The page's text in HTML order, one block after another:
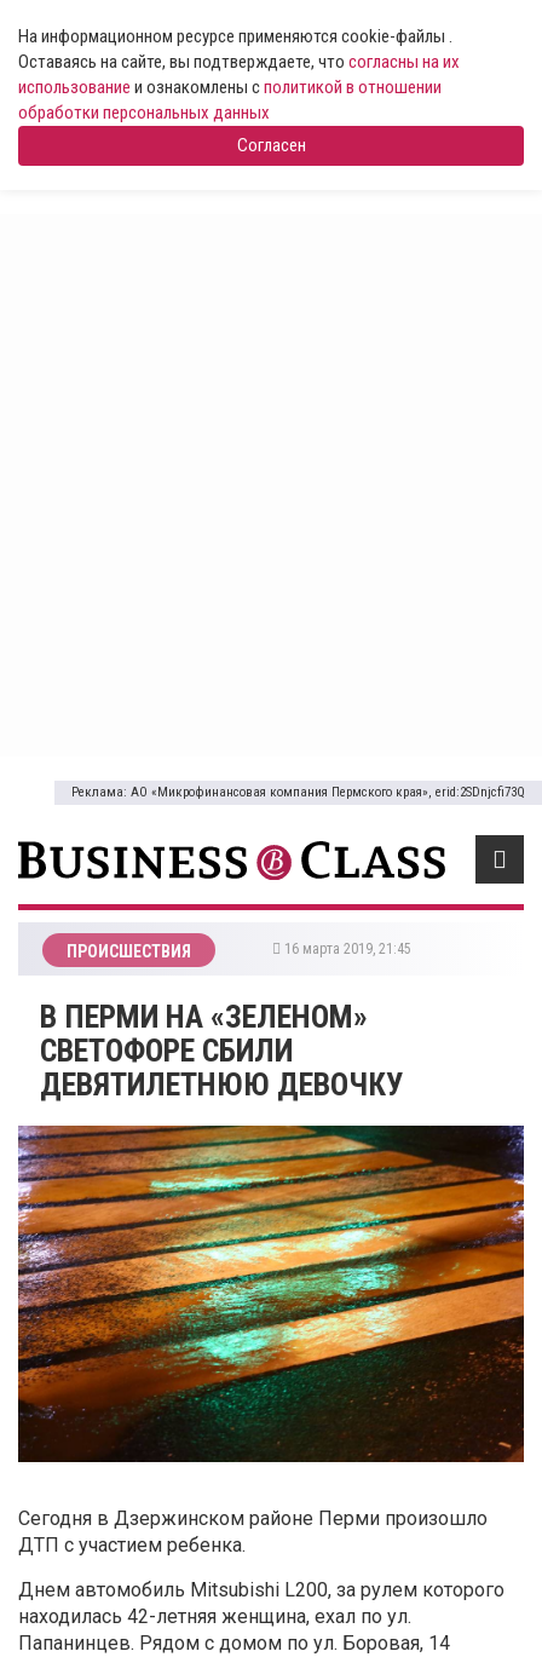
На информационном ресурсе применяются cookie-файлы .
Оставаясь на сайте, вы подтверждаете, что согласны на их
использование и ознакомлены сполитикой в отношении
обработки персональных данных
Согласен
Реклама: АО «Микрофинансовая компания Пермского края», erid:2SDnjcfi73Q
ПРОИСШЕСТВИЯ 16 марта 2019, 21:45
В ПЕРМИ НА «ЗЕЛЕНОМ»
СВЕТОФОРЕ СБИЛИ
ДЕВЯТИЛЕТНЮЮ ДЕВОЧКУ
Сегодня в Дзержинском районе Перми произошло
ДТП с участием ребенка.
Днем автомобиль Mitsubishi L200, за рулем которого
находилась 42-летняя женщина, ехал по ул.
Папанинцев. Рядом с домом по ул. Боровая, 14